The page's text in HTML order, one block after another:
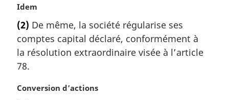
N
t
e
m
a
g
Idem
(2) De même, la société régularise ses
comptes capital déclaré, conformément à
la résolution extraordinaire visée à l’article
78.
N
Conversion d’actions